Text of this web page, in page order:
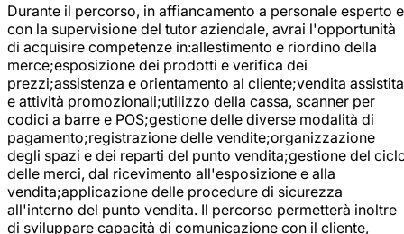
Durante il percorso, in affiancamento a personale esperto e
con la supervisione del tutor aziendale, avrai l'opportunità
di acquisire competenze in:allestimento e riordino della
merce;esposizione dei prodotti e verifica dei
prezzi;assistenza e orientamento al cliente;vendita assistita
e attività promozionali;utilizzo della cassa, scanner per
codici a barre e POS;gestione delle diverse modalità di
pagamento;registrazione delle vendite;organizzazione
degli spazi e dei reparti del punto vendita;gestione del
delle merci, dal ricevimento all'esposizione e alla
vendita;applicazione delle procedure di sicurezza
all'interno del punto vendita. Il percorso permetterà inoltre
di sviluppare capacità di comunicazione con il cliente,